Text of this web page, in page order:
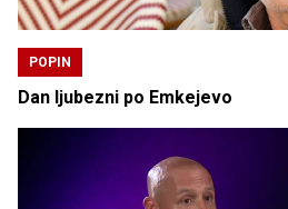
POPIN
Dan ljubezni po Emkejevo